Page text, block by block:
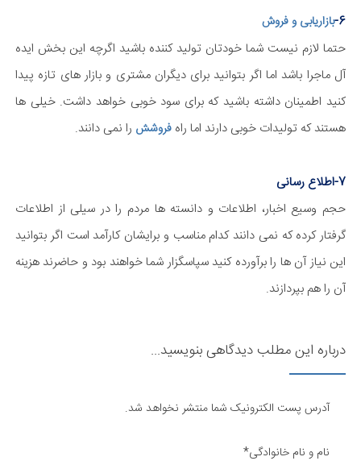
6- بازاریابی و فروش
حتما لازم نیست شما خودتان تولید کننده باشید اگرچه این بخش ایده
آل ماجرا باشد اما اگر بتوانید برای دیگران مشتری و بازار های تازه پیدا
کنید اطمینان داشته باشید که برای سود خوبی خواهد داشت. خیلی ها
هستند که تولیدات خوبی دارند اما راه فروشش را نمی دانند.
7-اطلاع رسانی
حجم وسیع اخبار، اطلاعات و دانسته ها مردم را در سیلی از اطلاعات
گرفتار کرده که نمی دانند کدام مناسب و برایشان کارآمد است اگر بتوانید
این نیاز آن ها را برآورده کنید سپاسگزار شما خواهند بود و حاضرند هزینه
آن را هم بپردازند.
درباره این مطلب دیدگاهی بنویسید...
آدرس پست الکترونیک شما منتشر نخواهد شد.
نام و نام خانوادگی*